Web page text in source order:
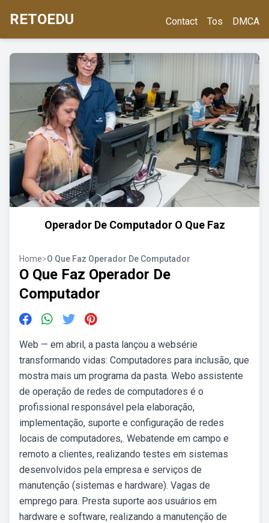
RETOEDU Contact Tos DMCA
Operador De Computador O Que Faz
Home>O Que Faz Operador De Computador
O Que Faz Operador De
Computador
Web — em abril, a pasta lançou a websérie
transformando vidas: Computadores para inclusão, que
mostra mais um programa da pasta. Webo assistente
de operação de redes de computadores é o
profissional responsável pela elaboração,
implementação, suporte e configuração de redes
locais de computadores,. Webatende em campo e
remoto a clientes, realizando testes em sistemas
desenvolvidos pela empresa e serviços de
manutenção (sistemas e hardware). Vagas de
emprego para. Presta suporte aos usuários em
hardware e software, realizando a manutenção de